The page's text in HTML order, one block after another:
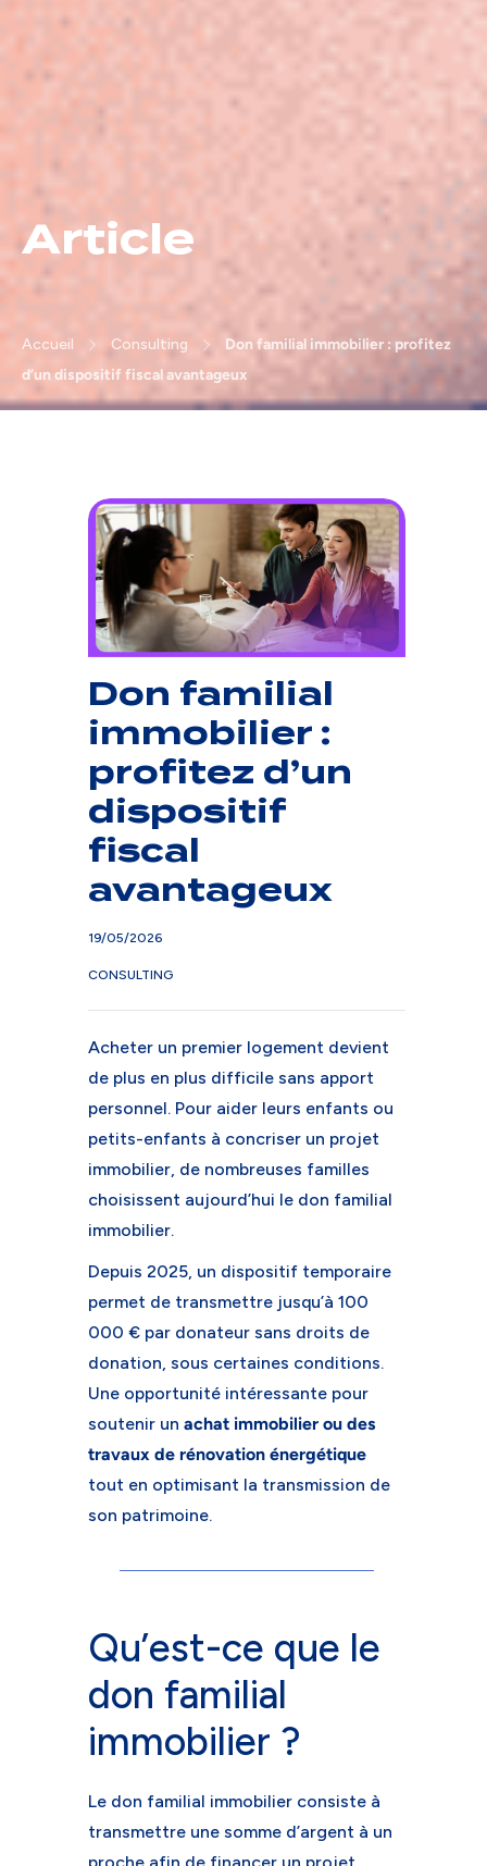
Article
Accueil Consulting
Don familial immobilier : profitez
d’un dispositif fiscal avantageux
Don familial
immobilier :
profitez d’un
dispositif
fiscal
avantageux
19/05/2026
CONSULTING
Acheter un premier logement devient
de plus en plus difficile sans apport
personnel. Pour aider leurs enfants ou
petits-enfants à concriser un projet
immobilier, de nombreuses familles
choisissent aujourd’hui le don familial
immobilier.
Depuis 2025, un dispositif temporaire
permet de transmettre jusqu’à 100
000 € par donateur sans droits de
donation, sous certaines conditions.
Une opportunité intéressante pour
soutenir un achat immobilier ou des
travaux de rénovation énergétique
tout en optimisant la transmission de
son patrimoine.
Qu’est-ce que le
don familial
immobilier ?
Le don familial immobilier consiste à
transmettre une somme d’argent à un
proche afin de financer un projet